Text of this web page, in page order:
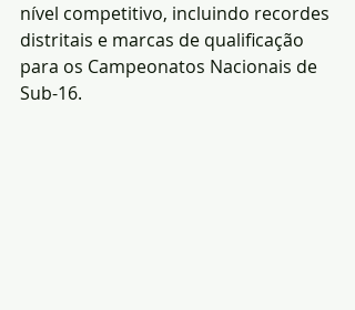
nível competitivo, incluindo recordes
distritais e marcas de qualificação
para os Campeonatos Nacionais de
Sub-16.